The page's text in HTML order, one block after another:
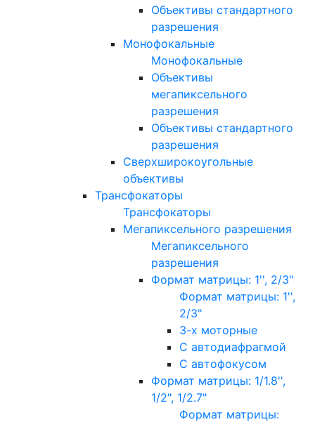
Объективы стандартного
разрешения
Монофокальные
Монофокальные
Объективы
мегапиксельного
разрешения
Объективы стандартного
разрешения
Сверхширокоугольные
объективы
Трансфокаторы
Трансфокаторы
Мегапиксельного разрешения
Мегапиксельного
разрешения
Формат матрицы: 1'', 2/3"
Формат матрицы: 1'',
2/3"
3-х моторные
С автодиафрагмой
С автофокусом
Формат матрицы: 1/1.8'',
1/2", 1/2.7"
Формат матрицы: